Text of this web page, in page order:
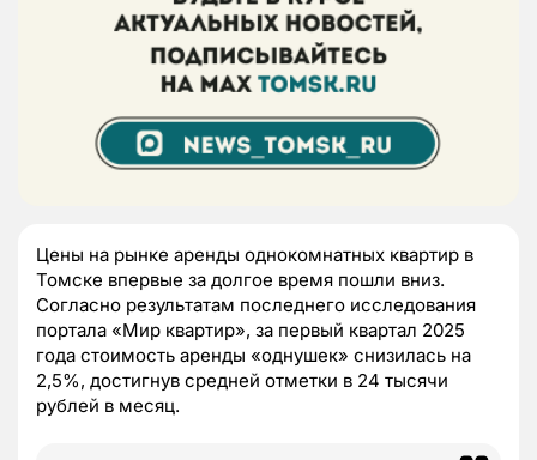
Цены на рынке аренды однокомнатных квартир в
Томске впервые за долгое время пошли вниз.
Согласно результатам последнего исследования
портала «Мир квартир», за первый квартал 2025
года стоимость аренды «однушек» снизилась на
2,5%, достигнув средней отметки в 24 тысячи
рублей в месяц.